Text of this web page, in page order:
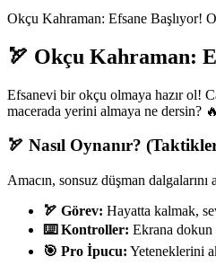
Okçu Kahraman: Efsane Başlıyor!
🏹 Okçu Kahraman:
Efsanevi bir okçu olmaya hazır ol!
macerada yerini almaya ne dersin? 🔥
🏹 Nasıl Oynanır?
Amacın, sonsuz düşman
🏹 Görev: Hayatta kalmak,
⌨️ Kontroller: Ekrana dokun
🎯 Pro İpucu: Yeteneklerini